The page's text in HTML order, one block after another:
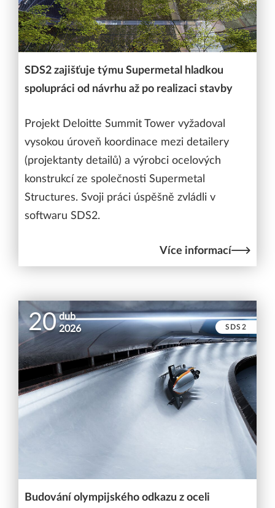
SDS2 zajišťuje týmu Supermetal hladkou
spolupráci od návrhu až po realizaci stavby
Projekt Deloitte Summit Tower vyžadoval
vysokou úroveň koordinace mezi detailery
(projektanty detailů) a výrobci ocelových
konstrukcí ze společnosti Supermetal
Structures. Svoji práci úspěšně zvládli v
softwaru SDS2.
Více informací
20 dub
2026
SDS2
Budování olympijského odkazu z oceli